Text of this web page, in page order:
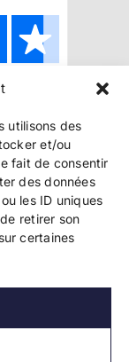
utilisons des
et/ou
fait de consentir
des données
les ID uniques
retirer son
certaines
–